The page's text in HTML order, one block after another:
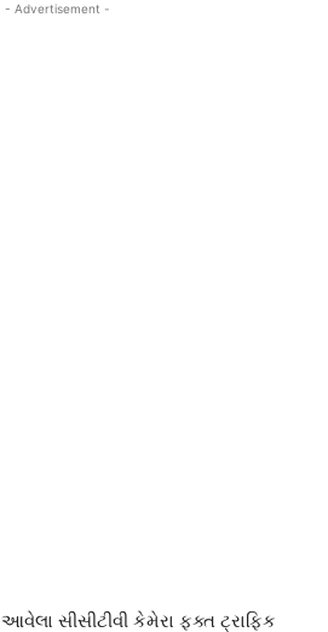
- Advertisement -
સીસીટીવી કેમેરા ફક્ત ટ્રાફિક